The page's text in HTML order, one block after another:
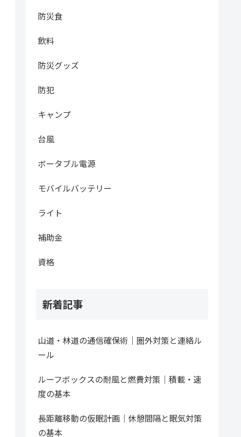
防災食
飲料
防災グッズ
防犯
キャンプ
台風
ボータブル電源
モバイルバッテリー
ライト
補助金
資格
新着記事
山道・林道の通信確保術｜圏外対策と連絡ル
ール
ルーフボックスの耐風と燃費対策｜積載・速
度の基本
長距離移動の仮眠計画｜休憩間隔と眠気対策
の基本